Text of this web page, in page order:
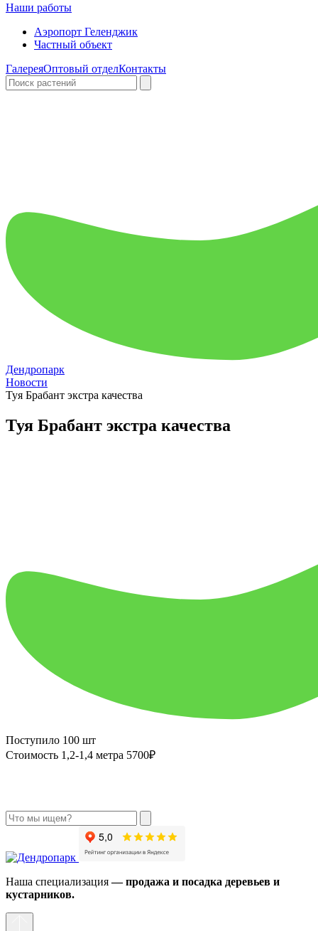
Наши работы
Аэропорт Геленджик
Частный объект
ГалереяОптовый отделКонтакты
Дендропарк
Новости
Туя Брабант экстра качества
Туя Брабант экстра качества
Поступило 100 шт
Стоимость 1,2-1,4 метра 5700₽
Наша специализация— продажа и посадка деревьев и
кустарников.